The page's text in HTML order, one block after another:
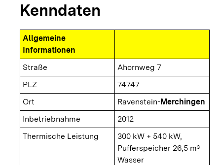
Kenndaten
Allgemeine
Informationen
Straße
Ahornweg 7
PLZ
74747
Ort
Ravenstein-Merchingen
Inbetriebnahme
2012
Thermische Leistung
300 kW + 540 kW,
Pufferspeicher 26,5 m³
Wasser